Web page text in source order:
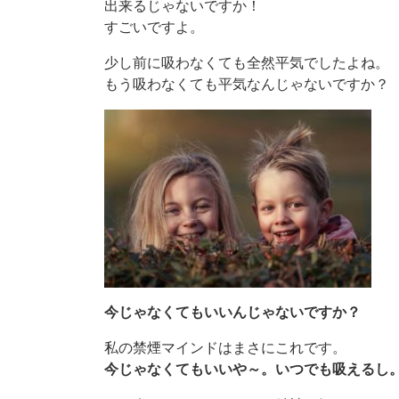
出来るじゃないですか！
すごいですよ。
少し前に吸わなくても全然平気でしたよね。
もう吸わなくても平気なんじゃないですか？
今じゃなくてもいいんじゃないですか？
私の禁煙マインドはまさにこれです。
今じゃなくてもいいや～。いつでも吸えるし